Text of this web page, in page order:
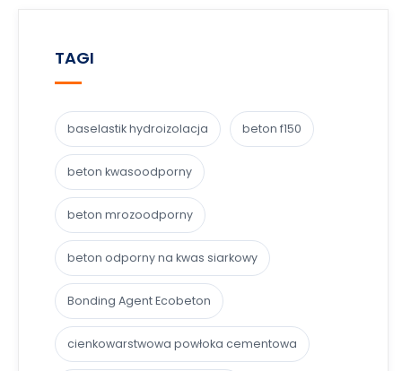
TAGI
baselastik hydroizolacja beton f150
beton kwasoodporny
beton mrozoodporny
beton odporny na kwas siarkowy
Bonding Agent Ecobeton
cienkowarstwowa powłoka cementowa